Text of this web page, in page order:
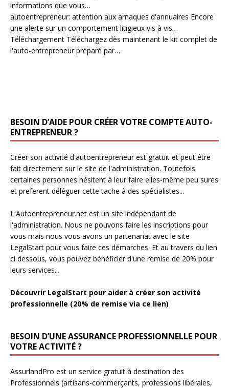
informations que vous…
autoentrepreneur: attention aux arnaques d'annuaires Encore
une alerte sur un comportement litigieux vis à vis…
Téléchargement Téléchargez dès maintenant le kit complet de
l'auto-entrepreneur préparé par…
BESOIN D’AIDE POUR CRÉER VOTRE COMPTE AUTO-
ENTREPRENEUR ?
Créer son activité d'autoentrepreneur est gratuit et peut être
fait directement sur le site de l'administration. Toutefois
certaines personnes hésitent à leur faire elles-même peu sures
et preferent déléguer cette tache à des spécialistes...
L'Autoentrepreneur.net est un site indépendant de
l'administration. Nous ne pouvons faire les inscriptions pour
vous mais nous vous avons un partenariat avec le site
LegalStart pour vous faire ces démarches. Et au travers du lien
ci dessous, vous pouvez bénéficier d'une remise de 20% pour
leurs services...
Découvrir LegalStart pour aider à créer son activité
professionnelle (20% de remise via ce lien)
BESOIN D’UNE ASSURANCE PROFESSIONNELLE POUR
VOTRE ACTIVITÉ ?
AssurlandPro est un service gratuit à destination des
Professionnels (artisans-commerçants, professions libérales,